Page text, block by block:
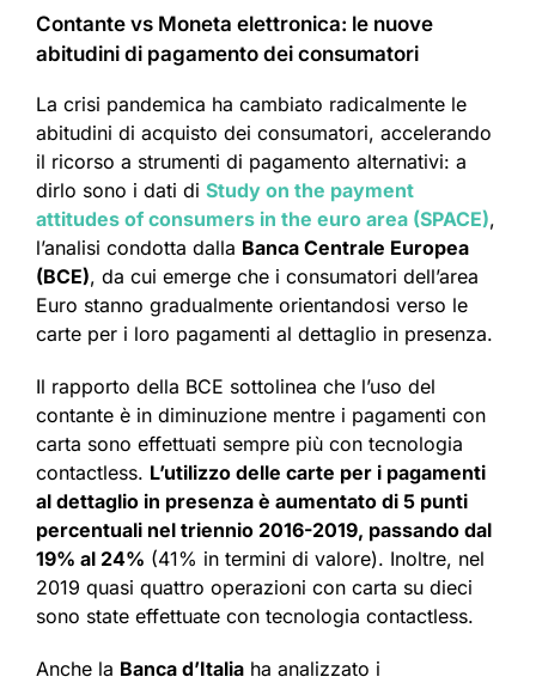
Contante vs Moneta elettronica: le nuove
abitudini di pagamento dei consumatori
La crisi pandemica ha cambiato radicalmente le
abitudini di acquisto dei consumatori, accelerando
il ricorso a strumenti di pagamento alternativi: a
dirlo sono i dati di Study on the payment
attitudes of consumers in the euro area (SPACE),
l’analisi condotta dalla Banca Centrale Europea
(BCE), da cui emerge che i consumatori dell’area
Euro stanno gradualmente orientandosi verso le
carte per i loro pagamenti al dettaglio in presenza.
Il rapporto della BCE sottolinea che l’uso del
contante è in diminuzione mentre i pagamenti con
carta sono effettuati sempre più con tecnologia
contactless. L’utilizzo delle carte per i pagamenti
al dettaglio in presenza è aumentato di 5 punti
percentuali nel triennio 2016-2019, passando dal
19% al 24% (41% in termini di valore). Inoltre, nel
2019 quasi quattro operazioni con carta su dieci
sono state effettuate con tecnologia contactless.
Anche la Banca d’Italia ha analizzato i